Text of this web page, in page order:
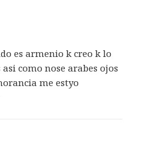
es armenio k creo k lo
como nose arabes ojos
me estyo